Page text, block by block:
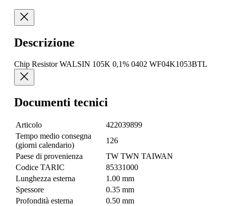
Descrizione
Chip Resistor WALSIN 105K 0,1% 0402 WF04K1053BTL
Documenti tecnici
Articolo
422039899
Tempo medio consegna
(giorni calendario)
126
Paese di provenienza
TW TWN TAIWAN
Codice TARIC
85331000
Lunghezza esterna
1.00 mm
Spessore
0.35 mm
Profondità esterna
0.50 mm